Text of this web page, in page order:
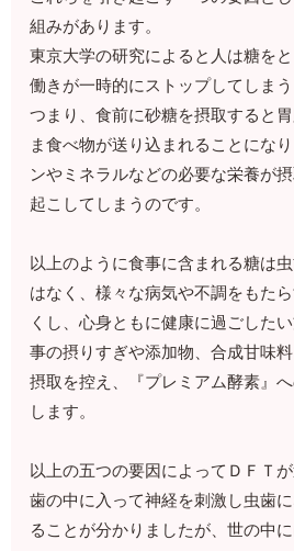
組みがあります。
東京大学の研究によると人は糖を
働きが一時的にストップしてしまう
つまり、食前に砂糖を摂取すると
ま食べ物が送り込まれることにな
ンやミネラルなどの必要な栄養が
起こしてしまうのです。
以上のように食事に含まれる糖は
はなく、様々な病気や不調をもた
くし、心身ともに健康に過ごした
事の摂りすぎや添加物、合成甘味
摂取を控え、『プレミアム酵素』
します。
以上の五つの要因によってＤＦＴ
歯の中に入って神経を刺激し虫歯
ることが分かりましたが、世の中